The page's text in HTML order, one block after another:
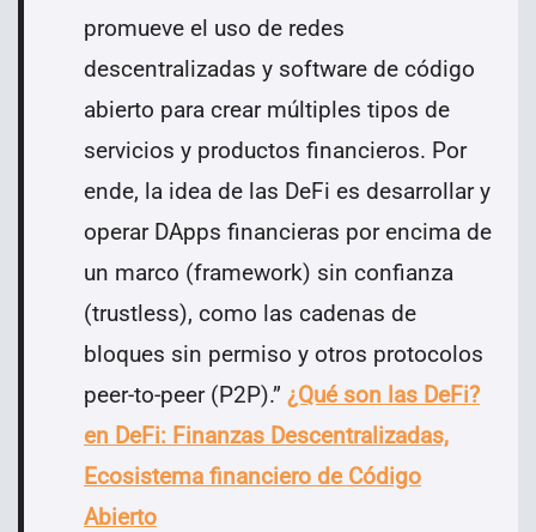
promueve el uso de redes
descentralizadas y software de código
abierto para crear múltiples tipos de
servicios y productos financieros. Por
ende, la idea de las DeFi es desarrollar y
operar DApps financieras por encima de
un marco (framework) sin confianza
(trustless), como las cadenas de
bloques sin permiso y otros protocolos
peer-to-peer (P2P).” ¿Qué son las DeFi?
en DeFi: Finanzas Descentralizadas,
Ecosistema financiero de Código
Abierto